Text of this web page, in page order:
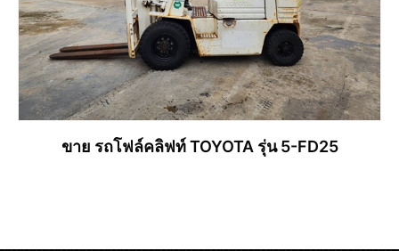
ขาย รถโฟล์คลิฟท์ TOYOTA รุ่น 5-FD25